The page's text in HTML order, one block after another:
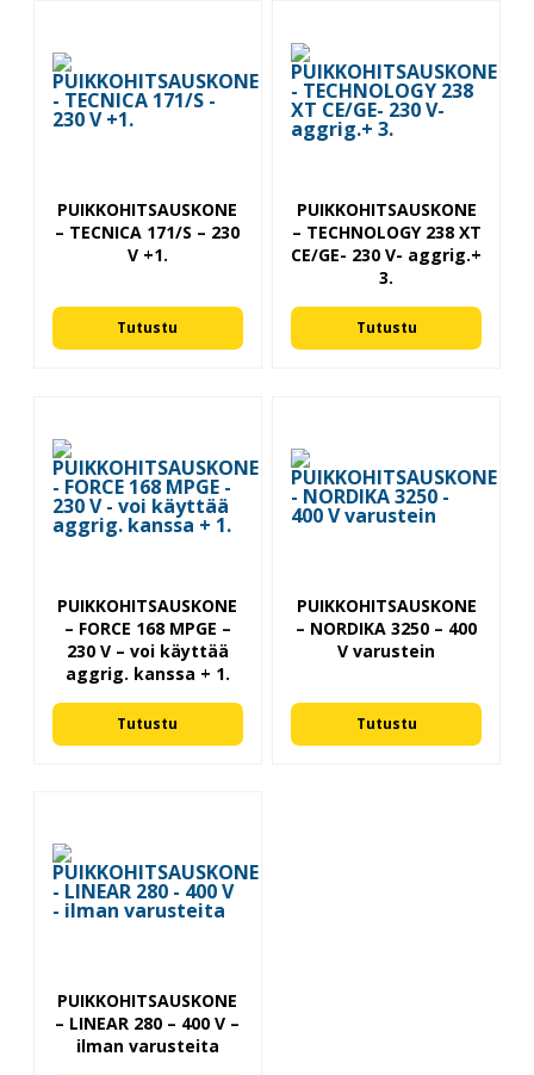
PUIKKOHITSAUSKONE
– TECNICA 171/S – 230
V +1.
Tutustu
PUIKKOHITSAUSKONE
– TECHNOLOGY 238 XT
CE/GE- 230 V- aggrig.+
3.
Tutustu
PUIKKOHITSAUSKONE
– FORCE 168 MPGE –
230 V – voi käyttää
aggrig. kanssa + 1.
Tutustu
PUIKKOHITSAUSKONE
– NORDIKA 3250 – 400
V varustein
Tutustu
PUIKKOHITSAUSKONE
– LINEAR 280 – 400 V –
ilman varusteita